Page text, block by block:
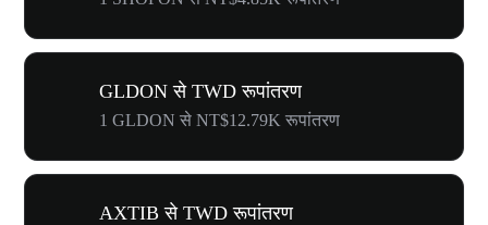
GLDON से TWD रूपांतरण
1 GLDON से NT$12.79K रूपांतरण
AXTIB से TWD रूपांतरण